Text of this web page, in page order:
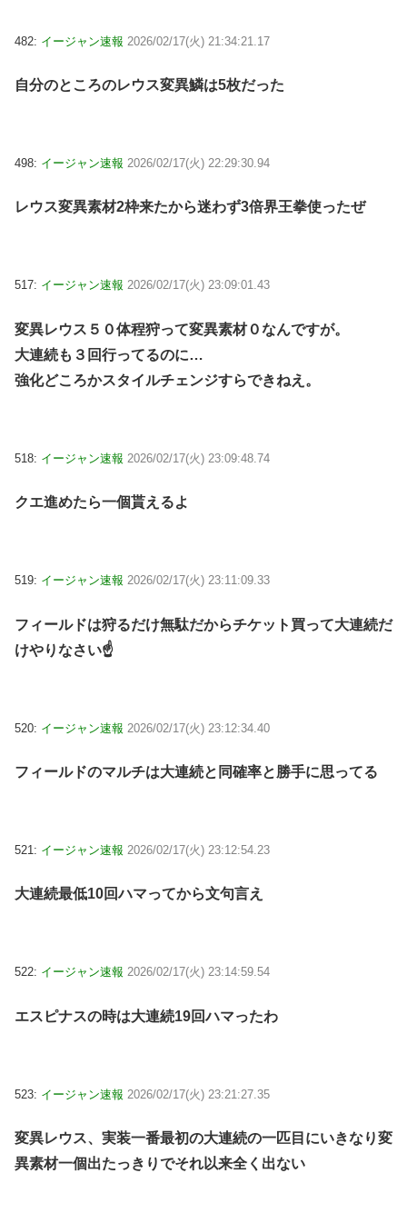
482: イージャン速報 2026/02/17(火) 21:34:21.17
自分のところのレウス変異鱗は5枚だった
498: イージャン速報 2026/02/17(火) 22:29:30.94
レウス変異素材2枠来たから迷わず3倍界王拳使ったぜ
517: イージャン速報 2026/02/17(火) 23:09:01.43
変異レウス５０体程狩って変異素材０なんですが。
大連続も３回行ってるのに…
強化どころかスタイルチェンジすらできねえ。
518: イージャン速報 2026/02/17(火) 23:09:48.74
クエ進めたら一個貰えるよ
519: イージャン速報 2026/02/17(火) 23:11:09.33
フィールドは狩るだけ無駄だからチケット買って大連続だ
けやりなさい☝
520: イージャン速報 2026/02/17(火) 23:12:34.40
フィールドのマルチは大連続と同確率と勝手に思ってる
521: イージャン速報 2026/02/17(火) 23:12:54.23
大連続最低10回ハマってから文句言え
522: イージャン速報 2026/02/17(火) 23:14:59.54
エスピナスの時は大連続19回ハマったわ
523: イージャン速報 2026/02/17(火) 23:21:27.35
変異レウス、実装一番最初の大連続の一匹目にいきなり変
異素材一個出たっきりでそれ以来全く出ない